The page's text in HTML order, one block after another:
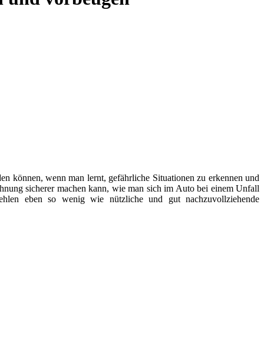
können, wenn man lernt, gefährliche Situationen zu erkennen und
sicherer machen kann, wie man sich im Auto bei einem Unfall
eben so wenig wie nützliche und gut nachzuvollziehende